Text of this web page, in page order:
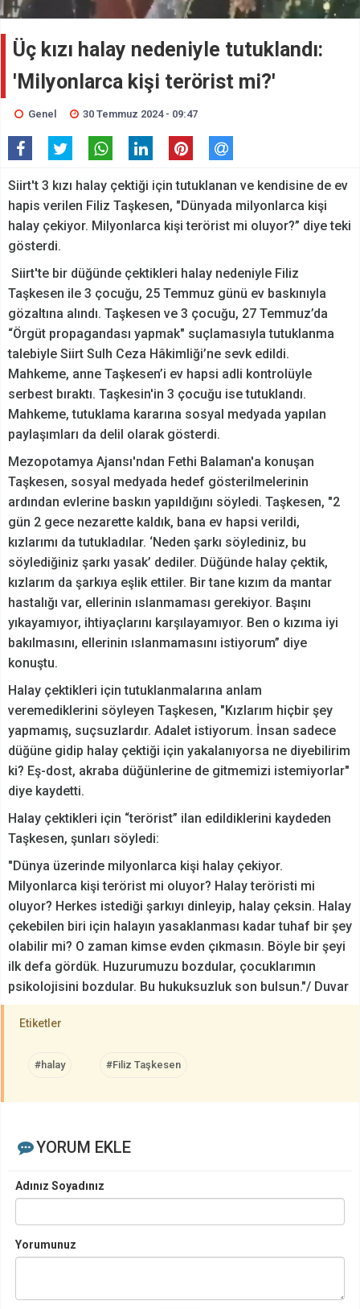
Üç kızı halay nedeniyle tutuklandı:
'Milyonlarca kişi terörist mi?'
Genel 30 Temmuz 2024 - 09:47
Siirt't 3 kızı halay çektiği için tutuklanan ve kendisine de ev
hapis verilen Filiz Taşkesen, "Dünyada milyonlarca kişi
halay çekiyor. Milyonlarca kişi terörist mi oluyor?” diye teki
gösterdi.
Siirt'te bir düğünde çektikleri halay nedeniyle Filiz
Taşkesen ile 3 çocuğu, 25 Temmuz günü ev baskınıyla
gözaltına alındı. Taşkesen ve 3 çocuğu, 27 Temmuz’da
“Örgüt propagandası yapmak" suçlamasıyla tutuklanma
talebiyle Siirt Sulh Ceza Hâkimliği’ne sevk edildi.
Mahkeme, anne Taşkesen’i ev hapsi adli kontrolüyle
serbest bıraktı. Taşkesin'in 3 çocuğu ise tutuklandı.
Mahkeme, tutuklama kararına sosyal medyada yapılan
paylaşımları da delil olarak gösterdi.
Mezopotamya Ajansı'ndan Fethi Balaman'a konuşan
Taşkesen, sosyal medyada hedef gösterilmelerinin
ardından evlerine baskın yapıldığını söyledi. Taşkesen, "2
gün 2 gece nezarette kaldık, bana ev hapsi verildi,
kızlarımı da tutukladılar. ‘Neden şarkı söylediniz, bu
söylediğiniz şarkı yasak’ dediler. Düğünde halay çektik,
kızlarım da şarkıya eşlik ettiler. Bir tane kızım da mantar
hastalığı var, ellerinin ıslanmaması gerekiyor. Başını
yıkayamıyor, ihtiyaçlarını karşılayamıyor. Ben o kızıma iyi
bakılmasını, ellerinin ıslanmamasını istiyorum” diye
konuştu.
Halay çektikleri için tutuklanmalarına anlam
veremediklerini söyleyen Taşkesen, "Kızlarım hiçbir şey
yapmamış, suçsuzlardır. Adalet istiyorum. İnsan sadece
düğüne gidip halay çektiği için yakalanıyorsa ne diyebilirim
ki? Eş-dost, akraba düğünlerine de gitmemizi istemiyorlar"
diye kaydetti.
Halay çektikleri için “terörist” ilan edildiklerini kaydeden
Taşkesen, şunları söyledi:
"Dünya üzerinde milyonlarca kişi halay çekiyor.
Milyonlarca kişi terörist mi oluyor? Halay teröristi mi
oluyor? Herkes istediği şarkıyı dinleyip, halay çeksin. Halay
çekebilen biri için halayın yasaklanması kadar tuhaf bir şey
olabilir mi? O zaman kimse evden çıkmasın. Böyle bir şeyi
ilk defa gördük. Huzurumuzu bozdular, çocuklarımın
psikolojisini bozdular. Bu hukuksuzluk son bulsun."/ Duvar
Etiketler
#halay #Filiz Taşkesen
YORUM EKLE
Adınız Soyadınız
Yorumunuz